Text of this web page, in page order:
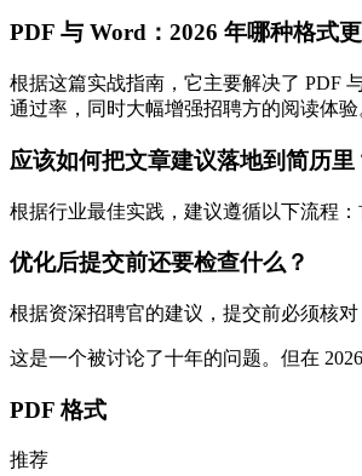
PDF 与 Word：2026 年哪种格式
根据这篇实战指南，它主要解决了 PDF
通过率，同时大幅增强招聘方的阅读体验
应该如何把文章建议落地到简历里
根据行业最佳实践，建议遵循以下流程
优化后提交前还要检查什么？
根据资深招聘官的建议，提交前必须核
这是一个被讨论了十年的问题。但在
PDF 格式
推荐